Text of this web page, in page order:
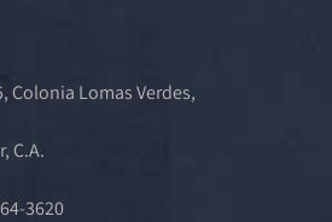
Colonia Lomas Verdes,
C.A.
3620